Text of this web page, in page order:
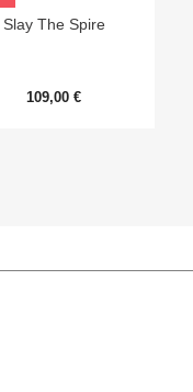
Slay The Spire
109,00 €